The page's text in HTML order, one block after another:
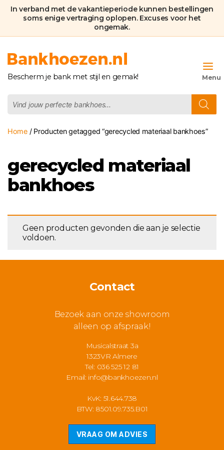
In verband met de vakantieperiode kunnen bestellingen
soms enige vertraging oplopen. Excuses voor het
ongemak.
Bankhoezen.nl
Bescherm je bank met stijl en gemak!
zoeken
Home/ Producten getagged “gerecycled materiaal bankhoes”
gerecycled materiaal
bankhoes
Geen producten gevonden die aan je selectie
voldoen.
Contact
Bezoek aan onze showroom
alleen op afspraak!
Musicalstraat 3a
1323VR Almere
Tel: 036 525 12 81
Email: info@bankhoezen.nl
KvK: 51.644.738
BTW: 8501.09.735.B01
VRAAG OM ADVIES